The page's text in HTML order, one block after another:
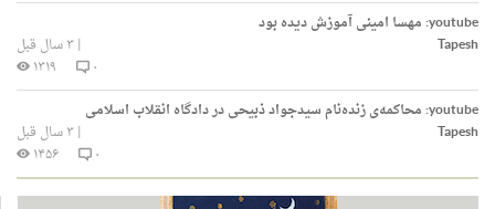
youtube: مهسا امینی آموزش دیده بود
Tapesh
|۳ سال قبل
۰
۱۳۱۹
youtube: محاکمه‌ی زنده‌نام سید‌جواد ذبیحی در دادگاه انقلاب اسلامی
Tapesh
|۳ سال قبل
۰
۱۴۵۶